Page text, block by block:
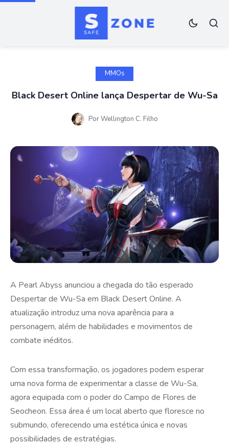
MMOs
Black Desert Online lança Despertar de Wu-Sa
PorWellington C. Filho
A Pearl Abyss anunciou a chegada do tão esperado
Despertar de Wu-Sa em Black Desert Online. A
atualização introduz uma nova aparência para a
personagem, além de habilidades e movimentos de
combate inéditos.
Com essa transformação, os jogadores podem esperar
uma nova forma de experimentar a classe de Wu-Sa,
agora equipada com o poder do Campo de Flores de
Seocheon. Essa área é um local aberto que floresce no
submundo, oferecendo uma estética única e novas
possibilidades de estratégias.